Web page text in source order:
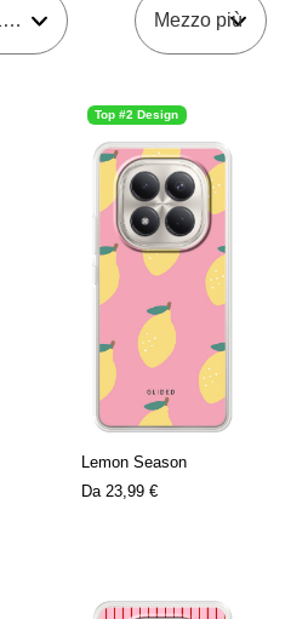
Xiaomi Redmi Note 15 Pro 4G
Top #2 Design
Lemon Season
Da 23,99 €